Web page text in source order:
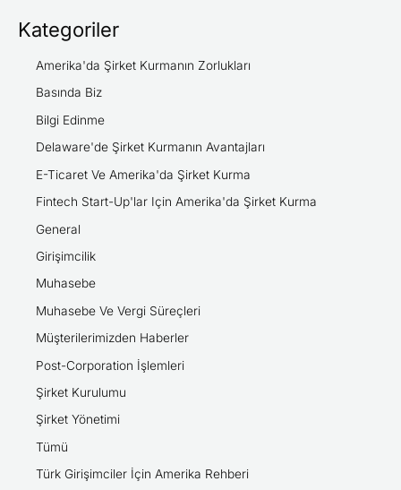
Kategoriler
Amerika'da Şirket Kurmanın Zorlukları
Basında Biz
Bilgi Edinme
Delaware'de Şirket Kurmanın Avantajları
E-Ticaret Ve Amerika'da Şirket Kurma
Fintech Start-Up'lar Için Amerika'da Şirket Kurma
General
Girişimcilik
Muhasebe
Muhasebe Ve Vergi Süreçleri
Müşterilerimizden Haberler
Post-Corporation İşlemleri
Şirket Kurulumu
Şirket Yönetimi
Tümü
Türk Girişimciler İçin Amerika Rehberi